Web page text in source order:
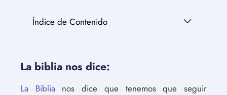
Índice de Contenido
La biblia nos dice:
La Biblianos dice que tenemos que seguir